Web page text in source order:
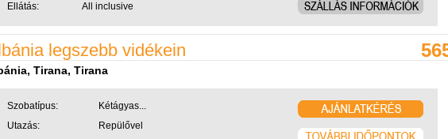
Ellátás:
All inclusive
legszebb vidékein
Tirana, Tirana
Szobatípus:
Kétágyas...
Utazás:
Repülővel